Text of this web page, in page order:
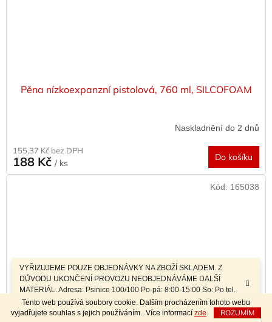
Tento web používá soubory cookie. Dalším procházením tohoto webu
vyjadřujete souhlas s jejich používáním.. Více informací zde ROZUMÍM
VYŘIZUJEME POUZE OBJEDNÁVKY NA ZBOŽÍ SKLADEM. Z
DŮVODU UKONČENÍ PROVOZU NEOBJEDNÁVÁME DALŠÍ
MATERIÁL. Adresa: Psinice 100/100 Po-pá: 8:00-15:00 So: Po tel.
dohodě Sobotní prodej a závozy materiálu po telefonické dohodě.
Pěna nízkoexpanzní pistolová, 760 ml, SILCOFOAM
Naskladnění do 2 dnů
155,37 Kč bez DPH
188 Kč / ks
Do košíku
Kód: 165038